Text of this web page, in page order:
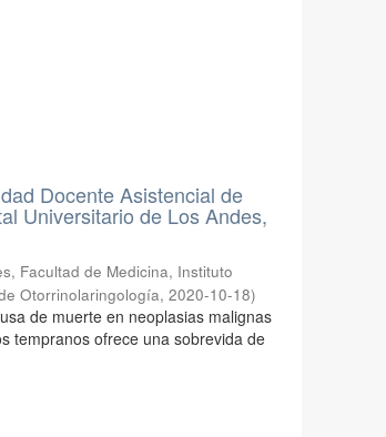
Docente Asistencial de
Universitario de Los Andes,
Facultad de Medicina, Instituto
Otorrinolaringología,2020-10-18)
de muerte en neoplasias malignas
tempranos ofrece una sobrevida de